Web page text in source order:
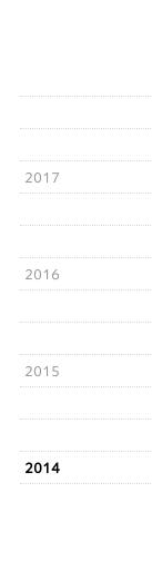
2017
2016
2015
2014